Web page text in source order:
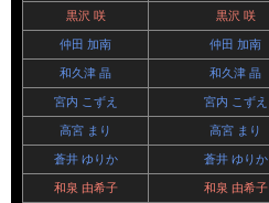
黒沢 咲 黒沢 咲
仲田 加南 仲田 加南
和久津 晶 和久津 晶
宮内 こずえ 宮内 こずえ
高宮 まり 高宮 まり
蒼井 ゆりか 蒼井 ゆりか
和泉 由希子 和泉 由希子